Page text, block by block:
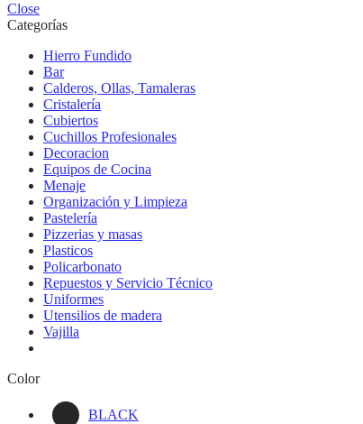
Close
Categorías
Hierro Fundido
Bar
Calderos, Ollas, Tamaleras
Cristalería
Cubiertos
Cuchillos Profesionales
Decoracion
Equipos de Cocina
Menaje
Organización y Limpieza
Pastelería
Pizzerias y masas
Plasticos
Policarbonato
Repuestos y Servicio Técnico
Uniformes
Utensilios de madera
Vajilla
Color
BLACK